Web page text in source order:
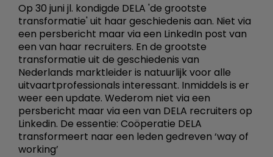
Op 30 juni jl. kondigde DELA 'de grootste
transformatie' uit haar geschiedenis aan. Niet via
een persbericht maar via een LinkedIn post van
een van haar recruiters. En de grootste
transformatie uit de geschiedenis van
Nederlands marktleider is natuurlijk voor alle
uitvaartprofessionals interessant. Inmiddels is er
weer een update. Wederom niet via een
persbericht maar via een van DELA recruiters op
Linkedin. De essentie: Coöperatie DELA
transformeert naar een leden gedreven ‘way of
working’